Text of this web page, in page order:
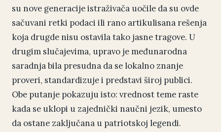
su nove generacije istraživača uočile da su ovde
sačuvani retki podaci ili rano artikulisana rešenja
koja drugde nisu ostavila tako jasne tragove. U
drugim slučajevima, upravo je međunarodna
saradnja bila presudna da se lokalno znanje
proveri, standardizuje i predstavi široj publici.
Obe putanje pokazuju isto: vrednost teme raste
kada se uklopi u zajednički naučni jezik, umesto
da ostane zaključana u patriotskoj legendi.